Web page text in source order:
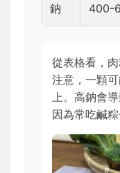
鈉 400-
從表格看，
注意，一顆
上。高鈉會
因為常吃鹹粽